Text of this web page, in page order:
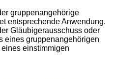
gruppenangehörige
entsprechende Anwendung.
Gläubigerausschuss oder
eines gruppenangehörigen
einstimmigen